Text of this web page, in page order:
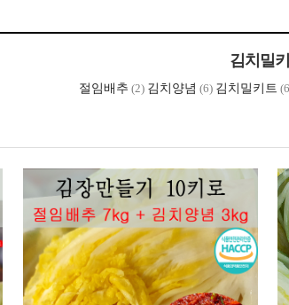
김치밀
절임배추 (2) 김치양념 (6) 김치밀키트